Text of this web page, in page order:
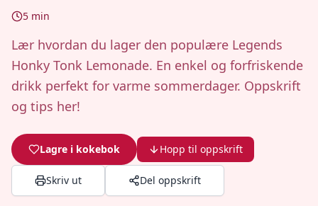
5 min
Lær hvordan du lager den populære Legends
Honky Tonk Lemonade. En enkel og forfriskende
drikk perfekt for varme sommerdager. Oppskrift
og tips her!
Lagre i kokebok Hopp til oppskrift
Skriv ut Del oppskrift